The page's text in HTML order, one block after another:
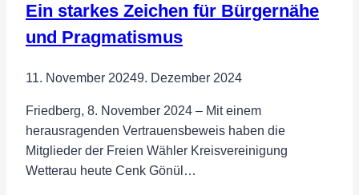
Ein starkes Zeichen für Bürgernähe
und Pragmatismus
11. November 20249. Dezember 2024
Friedberg, 8. November 2024 – Mit einem
herausragenden Vertrauensbeweis haben die
Mitglieder der Freien Wähler Kreisvereinigung
Wetterau heute Cenk Gönül…